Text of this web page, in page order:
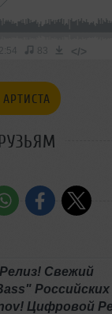
83 </>
Свежий
Цифровой